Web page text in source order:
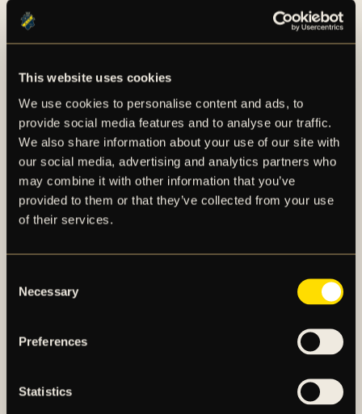
This website uses cookies
We use cookies to personalise content and ads, to
provide social media features and to analyse our traffic.
We also share information about your use of our site with
our social media, advertising and analytics partners who
may combine it with other information that you’ve
provided to them or that they’ve collected from your use
of their services.
Selection
Necessary
Preferences
Statistics
sedan 2018 spelat 93 tävlingsmatcher för klubben.
Med sina 125 spelade A-landskamper för Sverige är
flest spelade landskamper för det svenska
För en längre faktapresentation av Sebastian
Larsson, se det bifogade materialet i detta
pressmeddelande.
AIK Fotboll AB bedriver AIK Fotbollsförenings